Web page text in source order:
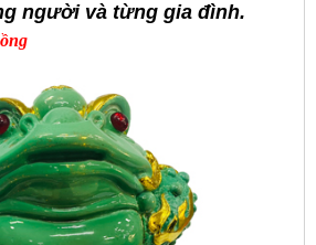
người và từng gia đình.